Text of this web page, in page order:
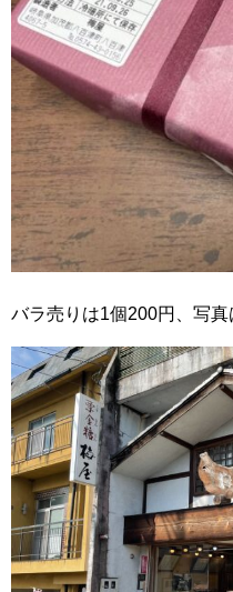
バラ売りは1個200円、写真